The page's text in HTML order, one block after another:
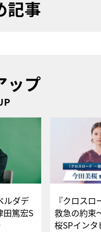
記事
ップ
ルダデ
田篤宏S
ュー
『クロス
救急の約束
桜SPイ